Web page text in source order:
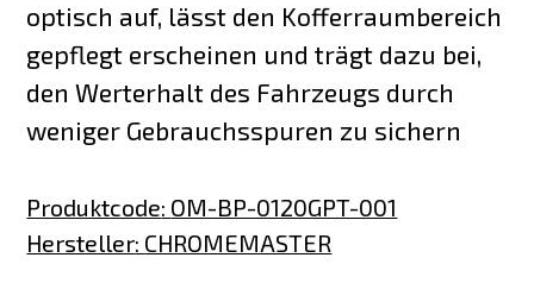
optisch auf, lässt den Kofferraumbereich
gepflegt erscheinen und trägt dazu bei,
den Werterhalt des Fahrzeugs durch
weniger Gebrauchsspuren zu sichern
Produktcode: OM-BP-0120GPT-001
Hersteller: CHROMEMASTER